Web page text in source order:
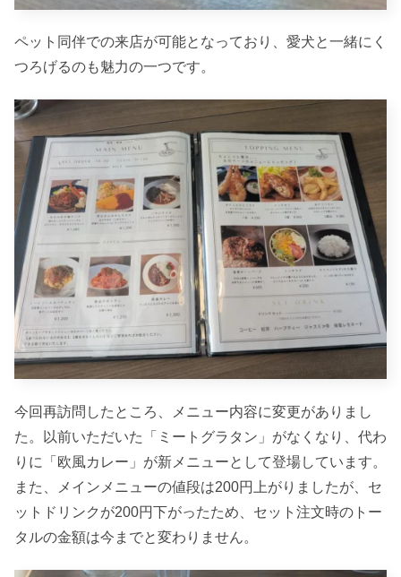
ペット同伴での来店が可能となっており、愛犬と一緒にく
つろげるのも魅力の一つです。
今回再訪問したところ、メニュー内容に変更がありまし
た。以前いただいた「ミートグラタン」がなくなり、代わ
りに「欧風カレー」が新メニューとして登場しています。
また、メインメニューの値段は200円上がりましたが、セ
ットドリンクが200円下がったため、セット注文時のトー
タルの金額は今までと変わりません。